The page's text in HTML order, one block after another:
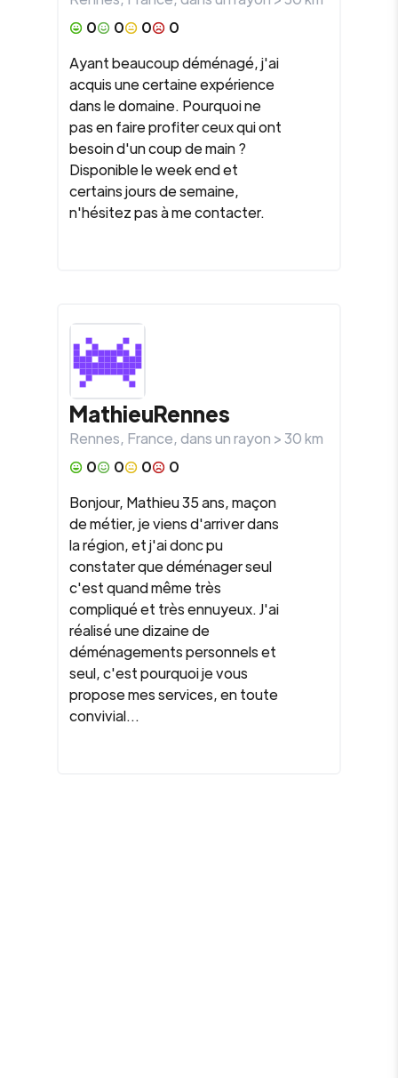
0
0 0
0
Ayant beaucoup déménagé, j'ai
acquis une certaine expérience
dans le domaine. Pourquoi ne
pas en faire profiter ceux qui ont
besoin d'un coup de main ?
Disponible le week end et
certains jours de semaine,
n'hésitez pas à me contacter.
MathieuRennes
Rennes, France, dans un rayon >30km
0
0 0
0
Bonjour, Mathieu 35 ans, maçon
de métier, je viens d'arriver dans
la région, et j'ai donc pu
constater que déménager seul
c'est quand même très
compliqué et très ennuyeux. J'ai
réalisé une dizaine de
déménagements personnels et
seul, c'est pourquoi je vous
propose mes services, en toute
convivial...